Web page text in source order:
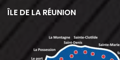
ÎLE DE LA RÉUNION